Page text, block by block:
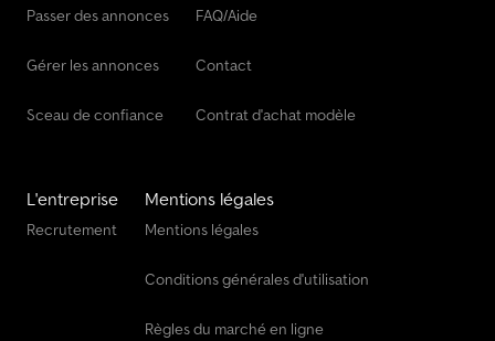
Passer des annonces
Gérer les annonces
Sceau de confiance
FAQ/Aide
Contact
Contrat d'achat modèle
L'entreprise
Recrutement
Mentions légales
Mentions légales
Conditions générales d'utilisation
Règles du marché en ligne